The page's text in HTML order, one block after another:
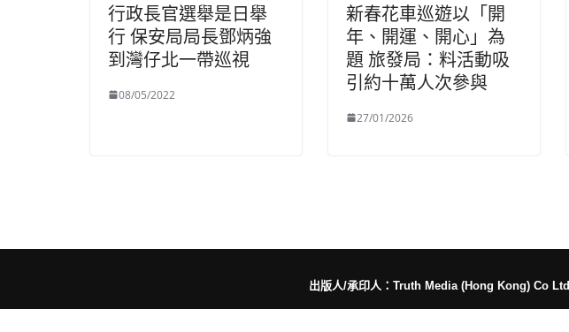
行政長官選舉是日舉
行 保安局局長鄧炳強
到灣仔北一帶巡視
08/05/2022
新春花車巡遊以「開
年、開運、開心」為
題 旅發局：料活動吸
引約十萬人次參與
27/01/2026
出版人/承印人：Truth Media (Hong Kong) Co Ltd